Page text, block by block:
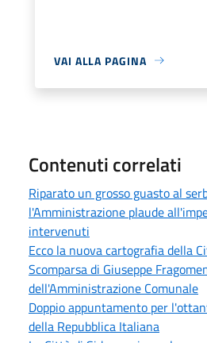
VAI ALLA PAGINA
Contenuti correlati
Riparato un grosso guasto al
l'Amministrazione plaude
intervenuti
Ecco la nuova cartografia della
Scomparsa di Giuseppe
dell'Amministrazione Comunale
Doppio appuntamento per
della Repubblica Italiana